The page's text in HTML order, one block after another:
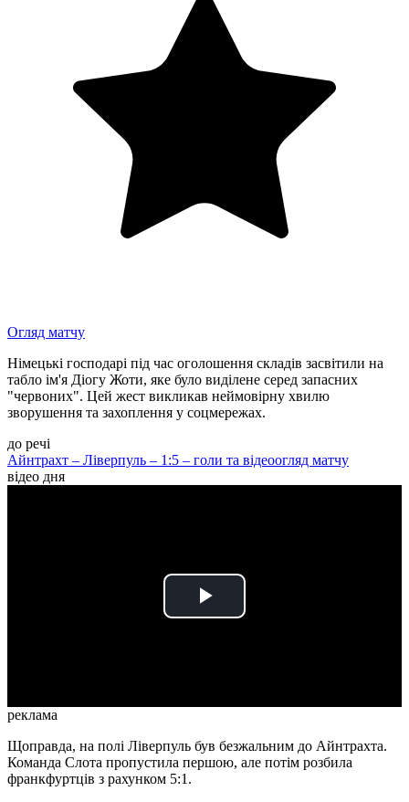
Огляд матчу
Німецькі господарі під час оголошення складів засвітили на
табло ім'я Діогу Жоти, яке було виділене серед запасних
"червоних". Цей жест викликав неймовірну хвилю
зворушення та захоплення у соцмережах.
до речі
Айнтрахт – Ліверпуль – 1:5 – голи та відеоогляд матчу
відео дня
Play
реклама
Щоправда, на полі Ліверпуль був безжальним до Айнтрахта.
Команда Слота пропустила першою, але потім розбила
франкфуртців з рахунком 5:1.